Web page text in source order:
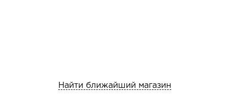
Найти ближайший магазин